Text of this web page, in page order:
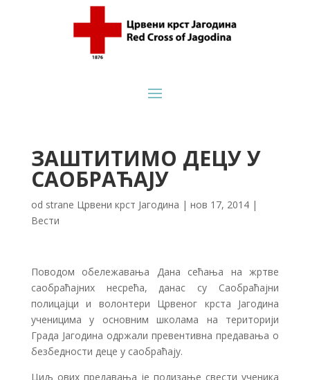
ЗАШТИТИМО ДЕЦУ У
САОБРАЋАЈУ
od strane Црвени крст Јагодина | нов 17, 2014|
Вести
Поводом обележавања Дана сећања на жртве
саобраћајних несрећа, данас су Саобраћајни
полицајци и волонтери Црвеног крста Јагодина
ученицима у основним школама на територији
Града Јагодина одржали превентивна предавања о
безбедности деце у саобраћају.
Циљ ових предавања је подизање свести ученика